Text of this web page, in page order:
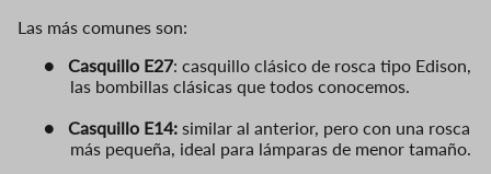
Las más comunes son:
●
Casquillo E27: casquillo clásico de rosca tipo Edison,
las bombillas clásicas que todos conocemos.
●
Casquillo E14: similar al anterior, pero con una rosca
más pequeña, ideal para lámparas de menor tamaño.